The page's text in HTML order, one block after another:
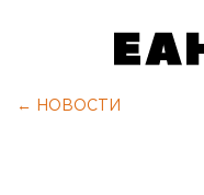
← НОВОСТИ